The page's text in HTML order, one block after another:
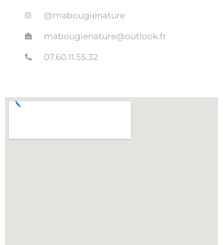
@mabougienature
mabougienature@outlook.fr
07.60.11.55.32